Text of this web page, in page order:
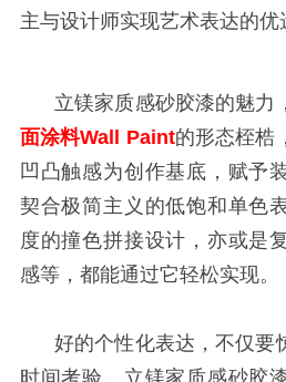
主与设计师实现艺术表达的优
立镁家质感砂胶漆的魅力
面涂料Wall Paint的形态桎梏
凹凸触感为创作基底，赋予
契合极简主义的低饱和单色
度的撞色拼接设计，亦或是
感等，都能通过它轻松实现。
好的个性化表达，不仅要